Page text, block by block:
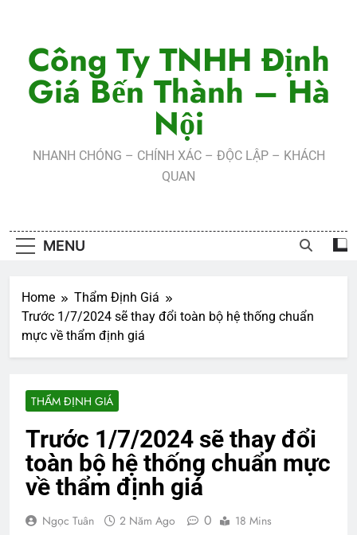
contentCông Ty TNHH Định
Giá Bến Thành – Hà
Nội
NHANH CHÓNG – CHÍNH XÁC – ĐỘC LẬP – KHÁCH
QUAN
MENU
Home
Thẩm Định Giá
Trước 1/7/2024 sẽ thay đổi toàn bộ hệ thống chuẩn
mực về thẩm định giá
THẨM ĐỊNH GIÁ
Trước 1/7/2024 sẽ thay đổi
toàn bộ hệ thống chuẩn mực
về thẩm định giá
Ngọc Tuân 2 Năm Ago 0 18 Mins